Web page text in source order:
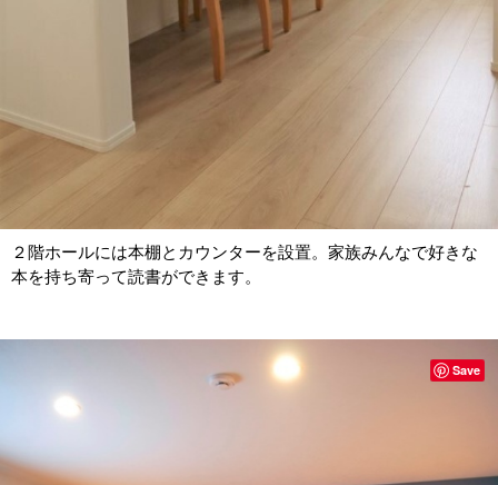
２階ホールには本棚とカウンターを設置。家族みんなで好きな
本を持ち寄って読書ができます。
Save